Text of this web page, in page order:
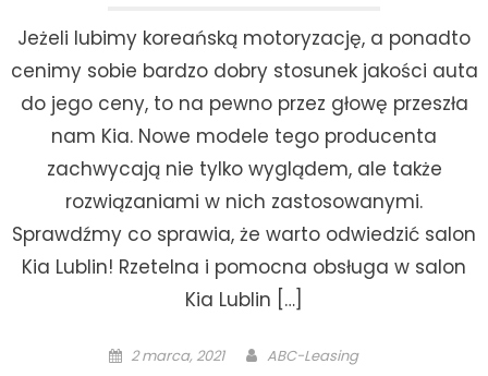
Jeżeli lubimy koreańską motoryzację, a ponadto
cenimy sobie bardzo dobry stosunek jakości auta
do jego ceny, to na pewno przez głowę przeszła
nam Kia. Nowe modele tego producenta
zachwycają nie tylko wyglądem, ale także
rozwiązaniami w nich zastosowanymi.
Sprawdźmy co sprawia, że warto odwiedzić salon
Kia Lublin! Rzetelna i pomocna obsługa w salon
Kia Lublin […]
Posted
2 marca, 2021 Author
ABC-Leasing